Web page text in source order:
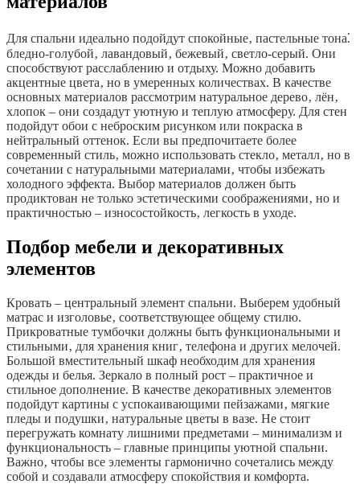
Для спальни идеально подойдут спокойные‚ пастельные тона⁚
бледно-голубой‚ лавандовый‚ бежевый‚ светло-серый. Они
способствуют расслаблению и отдыху. Можно добавить
акцентные цвета‚ но в умеренных количествах. В качестве
основных материалов рассмотрим натуральное дерево‚ лён‚
хлопок – они создадут уютную и теплую атмосферу. Для стен
подойдут обои с неброским рисунком или покраска в
нейтральный оттенок. Если вы предпочитаете более
современный стиль‚ можно использовать стекло‚ металл‚ но в
сочетании с натуральными материалами‚ чтобы избежать
холодного эффекта. Выбор материалов должен быть
продиктован не только эстетическими соображениями‚ но и
практичностью – износостойкость‚ легкость в уходе.
Подбор мебели и декоративных
элементов
Кровать – центральный элемент спальни. Выберем удобный
матрас и изголовье‚ соответствующее общему стилю.
Прикроватные тумбочки должны быть функциональными и
стильными‚ для хранения книг‚ телефона и других мелочей.
Большой вместительный шкаф необходим для хранения
одежды и белья. Зеркало в полный рост – практичное и
стильное дополнение. В качестве декоративных элементов
подойдут картины с успокаивающими пейзажами‚ мягкие
пледы и подушки‚ натуральные цветы в вазе. Не стоит
перегружать комнату лишними предметами – минимализм и
функциональность – главные принципы уютной спальни.
Важно‚ чтобы все элементы гармонично сочетались между
собой и создавали атмосферу спокойствия и комфорта.